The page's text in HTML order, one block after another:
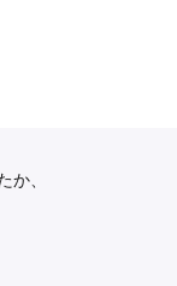
か、